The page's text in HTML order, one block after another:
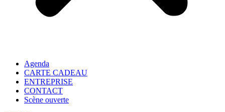
Agenda
CARTE CADEAU
ENTREPRISE
CONTACT
Scène ouverte